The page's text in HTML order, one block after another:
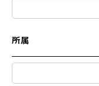
所属